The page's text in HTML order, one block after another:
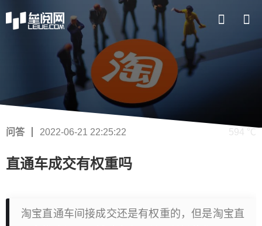
问答 2022-06-21 22:25:22 594 ℃
直通车成交有权重吗
淘宝直通车间接成交还是有权重的，但是淘宝直